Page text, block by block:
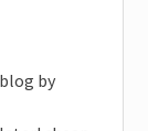
by